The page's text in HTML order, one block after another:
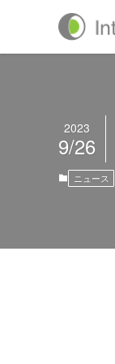
2023
9/26
ニュース